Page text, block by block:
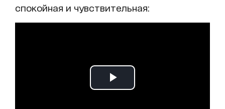
спокойная и чувствительная: